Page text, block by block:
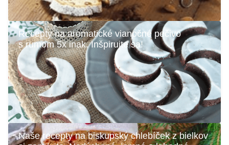
Recepty na aromatické vianočné pečivo
s rumom 5x inak. Inšpirujte sa!
Naše recepty na biskupský chlebíček z bielkov